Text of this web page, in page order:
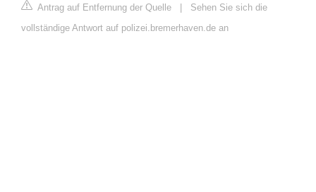
Antrag auf Entfernung der Quelle | Sehen Sie sich die
vollständige Antwort auf polizei.bremerhaven.de an